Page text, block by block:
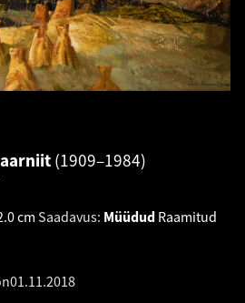
1909–1984
cm Saadavus: Müüdud Raamitud
01.11.2018